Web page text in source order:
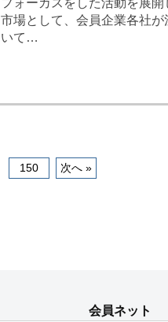
投
資
市場として、会員企業各社
いて…
150 次へ »
会員ネット